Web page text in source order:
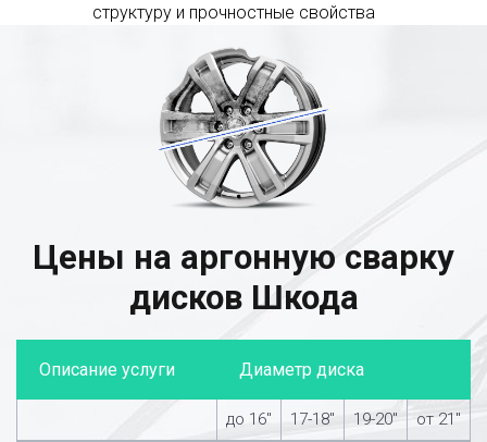
структуру и прочностные свойства
Цены на аргонную сварку
дисков Шкода
Описание услуги Диаметр диска
до 16″ 17-18″ 19-20″ от 21″